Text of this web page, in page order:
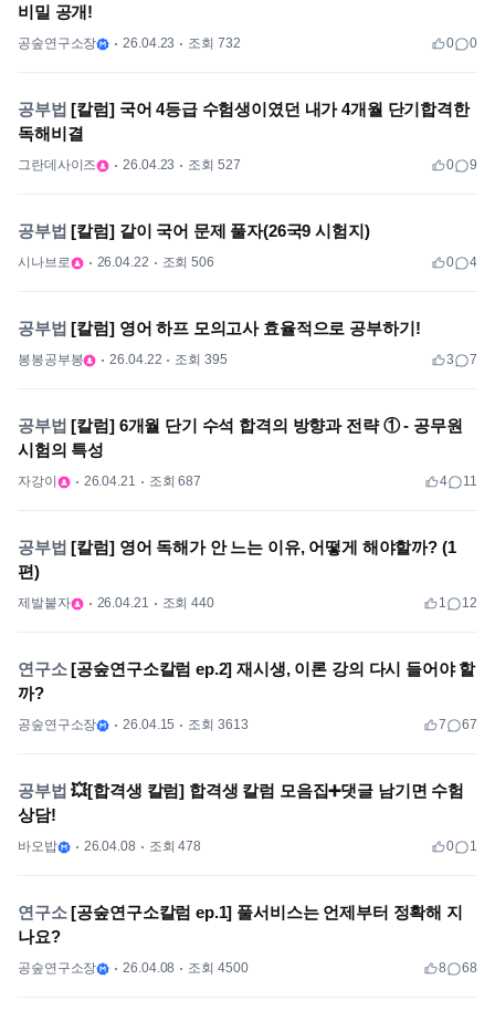
비밀 공개!
공숲연구소장 26.04.23 조회 732 0 0
공부법 [칼럼] 국어 4등급 수험생이였던 내가 4개월 단기합격한
독해비결
그란데사이즈 26.04.23 조회 527 0 9
공부법 [칼럼] 같이 국어 문제 풀자(26국9 시험지)
시나브로 26.04.22 조회 506 0 4
공부법 [칼럼] 영어 하프 모의고사 효율적으로 공부하기!
봉봉공부봉 26.04.22 조회 395 3 7
공부법 [칼럼] 6개월 단기 수석 합격의 방향과 전략 ① - 공무원
시험의 특성
자강이 26.04.21 조회 687 4 11
공부법 [칼럼] 영어 독해가 안 느는 이유, 어떻게 해야할까? (1
편)
제발붙자 26.04.21 조회 440 1 12
연구소[공숲연구소칼럼 ep.2] 재시생, 이론 강의 다시 들어야 할
까?
공숲연구소장 26.04.15 조회 3613 7 67
공부법 💥[합격생 칼럼] 합격생 칼럼 모음집➕댓글 남기면 수험
상담!
바오밥 26.04.08 조회 478 0 1
연구소[공숲연구소칼럼 ep.1] 풀서비스는 언제부터 정확해 지
나요?
공숲연구소장 26.04.08 조회 4500 8 68